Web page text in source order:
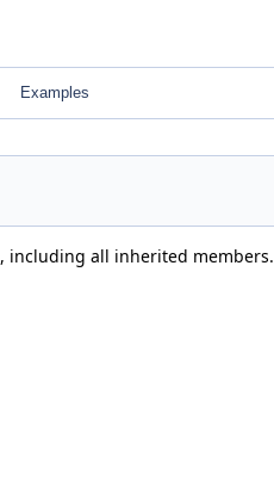
Examples
, including all inherited members.